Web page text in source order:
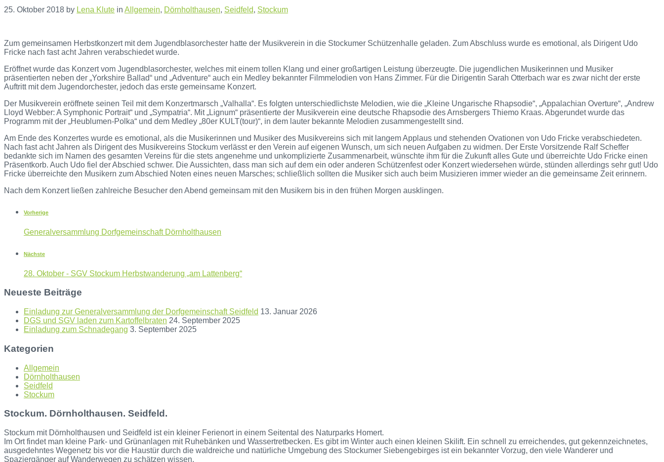
25. Oktober 2018 by Lena Klute in Allgemein, Dörnholthausen, Seidfeld, Stockum
Zum gemeinsamen Herbstkonzert mit dem Jugendblasorchester hatte der Musikverein in die Stockumer Schützenhalle geladen. Zum Abschluss wurde es emotional, als Dirigent Udo
Fricke nach fast acht Jahren verabschiedet wurde.
Eröffnet wurde das Konzert vom Jugendblasorchester, welches mit einem tollen Klang und einer großartigen Leistung überzeugte. Die jugendlichen Musikerinnen und Musiker
präsentierten neben der „Yorkshire Ballad“ und „Adventure“ auch ein Medley bekannter Filmmelodien von Hans Zimmer. Für die Dirigentin Sarah Otterbach war es zwar nicht der erste
Auftritt mit dem Jugendorchester, jedoch das erste gemeinsame Konzert.
Der Musikverein eröffnete seinen Teil mit dem Konzertmarsch „Valhalla“. Es folgten unterschiedlichste Melodien, wie die „Kleine Ungarische Rhapsodie“, „Appalachian Overture“, „Andrew
Lloyd Webber: A Symphonic Portrait“ und „Sympatria“. Mit „Lignum“ präsentierte der Musikverein eine deutsche Rhapsodie des Arnsbergers Thiemo Kraas. Abgerundet wurde das
Programm mit der „Heublumen-Polka“ und dem Medley „80er KULT(tour)“, in dem lauter bekannte Melodien zusammengestellt sind.
Am Ende des Konzertes wurde es emotional, als die Musikerinnen und Musiker des Musikvereins sich mit langem Applaus und stehenden Ovationen von Udo Fricke verabschiedeten.
Nach fast acht Jahren als Dirigent des Musikvereins Stockum verlässt er den Verein auf eigenen Wunsch, um sich neuen Aufgaben zu widmen. Der Erste Vorsitzende Ralf Scheffer
bedankte sich im Namen des gesamten Vereins für die stets angenehme und unkomplizierte Zusammenarbeit, wünschte ihm für die Zukunft alles Gute und überreichte Udo Fricke einen
Präsentkorb. Auch Udo fiel der Abschied schwer. Die Aussichten, dass man sich auf dem ein oder anderen Schützenfest oder Konzert wiedersehen würde, stünden allerdings sehr gut! Udo
Fricke überreichte den Musikern zum Abschied Noten eines neuen Marsches; schließlich sollten die Musiker sich auch beim Musizieren immer wieder an die gemeinsame Zeit erinnern.
Nach dem Konzert ließen zahlreiche Besucher den Abend gemeinsam mit den Musikern bis in den frühen Morgen ausklingen.
Vorherige
Generalversammlung Dorfgemeinschaft Dörnholthausen
Nächste
28. Oktober - SGV Stockum Herbstwanderung „am Lattenberg“
Neueste Beiträge
Einladung zur Generalversammlung der Dorfgemeinschaft Seidfeld 13. Januar 2026
DGS und SGV laden zum Kartoffelbraten 24. September 2025
Einladung zum Schnadegang 3. September 2025
Kategorien
Allgemein
Dörnholthausen
Seidfeld
Stockum
Stockum. Dörnholthausen. Seidfeld.
Stockum mit Dörnholthausen und Seidfeld ist ein kleiner Ferienort in einem Seitental des Naturparks Homert.
Im Ort findet man kleine Park- und Grünanlagen mit Ruhebänken und Wassertretbecken. Es gibt im Winter auch einen kleinen Skilift. Ein schnell zu erreichendes, gut gekennzeichnetes,
ausgedehntes Wegenetz bis vor die Haustür durch die waldreiche und natürliche Umgebung des Stockumer Siebengebirges ist ein bekannter Vorzug, den viele Wanderer und
Spaziergänger auf Wanderwegen zu schätzen wissen.